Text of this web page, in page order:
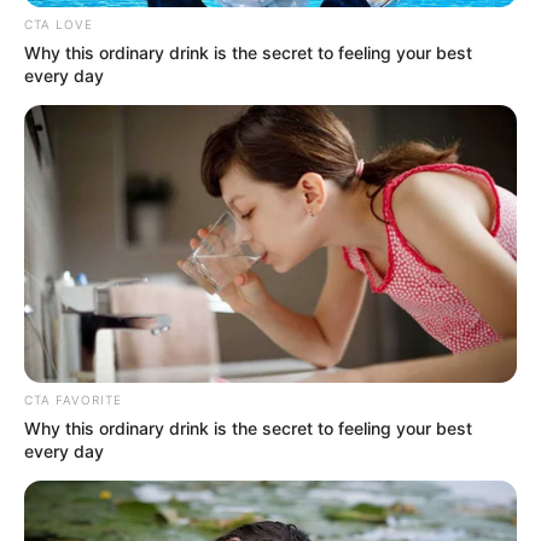
MANTÉNGASE EN ALERTA
Tenemos todas las noticias que le
interesan. Para estar bien informado, por
favor, active las notificaciones de Alerta.
ACTIVAR AHORA
TEMAS DESTACADOS
CIERRES VIALES EN BUCARAMANGA
FLORIDABLANCA
LLUVIAS EN SANTANDER
CIERRES VIALES EN SANTANDER
CTA LOVE
Why this ordinary drink is the secret to feeling your best
every day
CTA FAVORITE
Why this ordinary drink is the secret to feeling your best
every day